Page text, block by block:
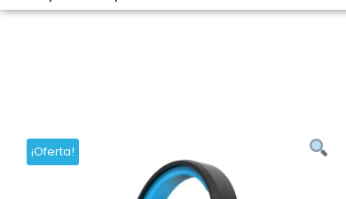
¡Oferta!